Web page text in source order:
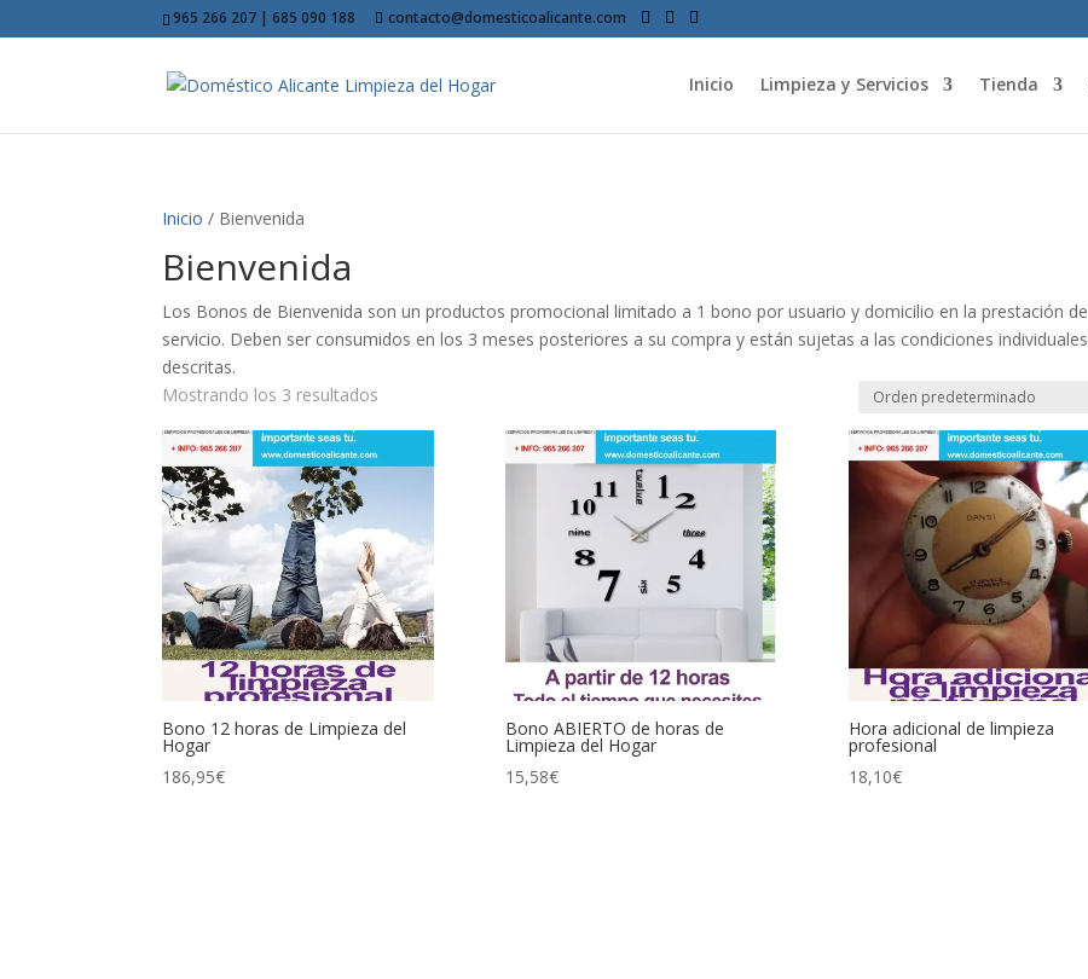
965 266 207 | 685 090 188 contacto@domesticoalicante.com
Inicio Limpieza y Servicios Tienda
Inicio / Bienvenida
Bienvenida
Los Bonos de Bienvenida son un productos promocional limitado a 1 bono por usuario y domicilio en la prestación de
servicio. Deben ser consumidos en los 3 meses posteriores a su compra y están sujetas a las condiciones individuales
descritas.
Mostrando los 3 resultados
Bono 12 horas de Limpieza del
Hogar
186,95€
Bono ABIERTO de horas de
Limpieza del Hogar
15,58€
Hora adicional de limpieza
profesional
18,10€